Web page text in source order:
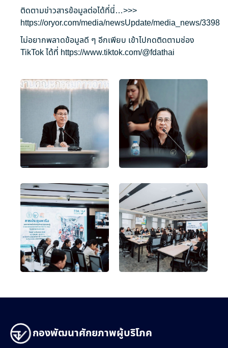
ติดตามข่าวสารข้อมูลต่อได้ที่นี่…>>>
https://oryor.com/media/newsUpdate/media_news/3398
ไม่อยากพลาดข้อมูลดี ๆ อีกเพียบ เข้าไปกดติดตามช่อง
TikTok ได้ที่ https://www.tiktok.com/@fdathai
กองพัฒนาศักยภาพผู้บริโภค